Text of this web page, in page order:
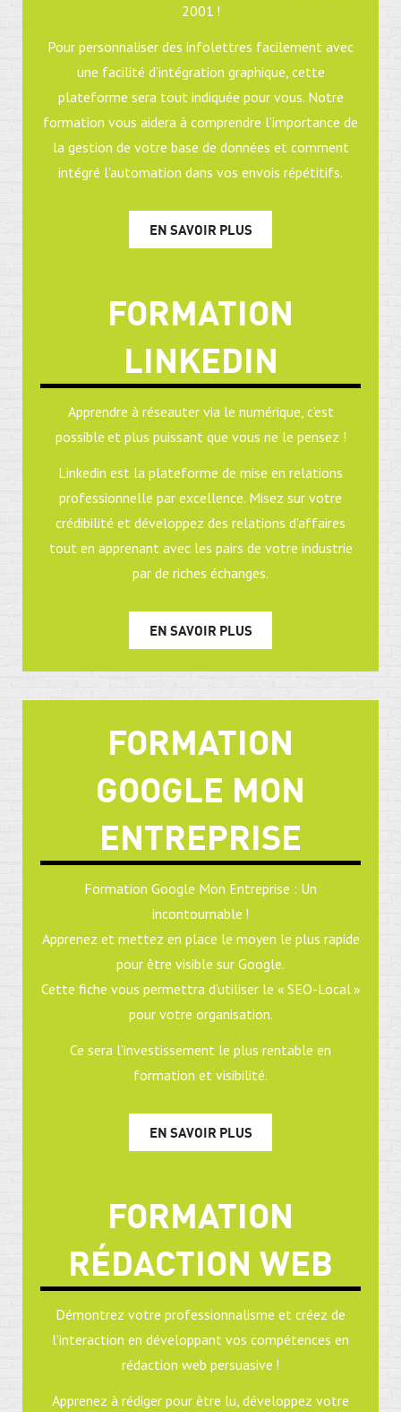
2001 !
Pour personnaliser des infolettres facilement avec
une facilité d’intégration graphique, cette
plateforme sera tout indiquée pour vous. Notre
formation vous aidera à comprendre l’importance de
la gestion de votre base de données et comment
intégré l’automation dans vos envois répétitifs.
EN SAVOIR PLUS
FORMATION
LINKEDIN
Apprendre à réseauter via le numérique, c’est
possible et plus puissant que vous ne le pensez !
Linkedin est la plateforme de mise en relations
professionnelle par excellence. Misez sur votre
crédibilité et développez des relations d’affaires
tout en apprenant avec les pairs de votre industrie
par de riches échanges.
EN SAVOIR PLUS
FORMATION
GOOGLE MON
ENTREPRISE
Formation Google Mon Entreprise : Un
incontournable !
Apprenez et mettez en place le moyen le plus rapide
pour être visible sur Google.
Cette fiche vous permettra d’utiliser le « SEO-Local »
pour votre organisation.
Ce sera l’investissement le plus rentable en
formation et visibilité.
EN SAVOIR PLUS
FORMATION
RÉDACTION WEB
Démontrez votre professionnalisme et créez de
l’interaction en développant vos compétences en
rédaction web persuasive !
Apprenez à rédiger pour être lu, développez votre